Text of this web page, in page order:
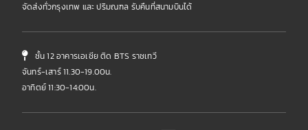
จัดส่งทั่วกรุงเทพ และ ปริมณฑล รับคืนที่สนามบินได้
ชั้น 12 อาคารเอเชีย ติด BTS ราชเทวี
จันทร์-เสาร์ 11.30-19.00น.
อาทิตย์ 11:30-14:00น.